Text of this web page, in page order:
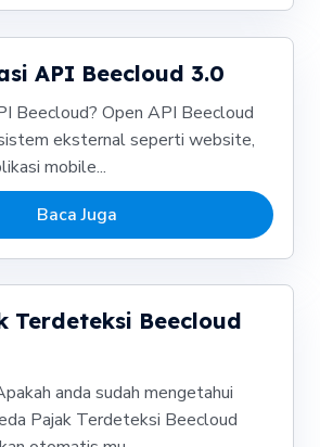
API Beecloud 3.0
Beecloud? Open API Beecloud
eksternal seperti website,
mobile...
Baca Juga
Terdeteksi Beecloud
anda sudah mengetahui
Pajak Terdeteksi Beecloud